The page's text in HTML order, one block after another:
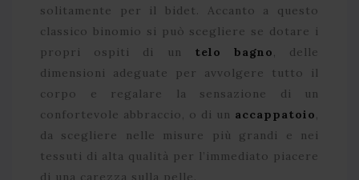
solitamente per il bidet. Accanto a questo
classico binomio si può scegliere se dotare i
propri ospiti di un telo bagno, delle
dimensioni adeguate per avvolgere tutto il
corpo e regalare la sensazione di un
confortevole abbraccio, o di un accappatoio,
da scegliere nelle misure più grandi e nei
tessuti di alta qualità per l’immediato piacere
di una carezza sulla pelle.